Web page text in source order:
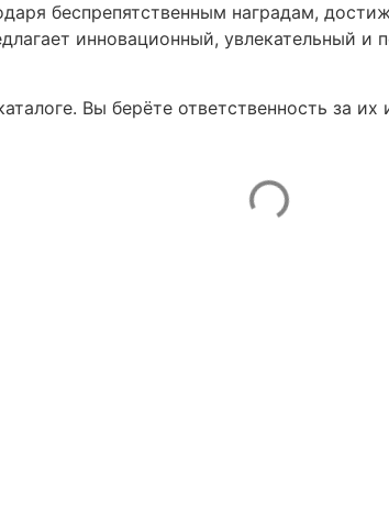
беспрепятственным наградам,
инновационный, увлекательный и
Вы берёте ответственность за их